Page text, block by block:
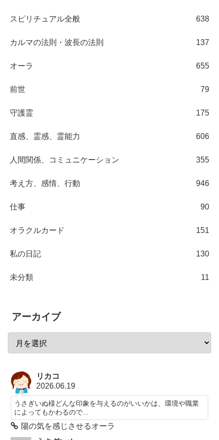
スピリチュアル全般 638
カルマの法則・波長の法則 137
オーラ 655
前世 79
守護霊 175
直感、霊感、霊能力 606
人間関係、コミュニケーション 355
考え方、感情、行動 946
仕事 90
オラクルカード 151
私の日記 130
未分類 11
アーカイブ
リカコ
2026.06.19
うさぎいぬ様どんな印象を与えるのがいいかは、環境や職業
によってもかわるので...
陽の気を感じさせるオーラ